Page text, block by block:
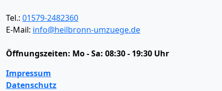
Tel.: 01579-2482360
E-Mail: info@heilbronn-umzuege.de
Öffnungszeiten: Mo - Sa: 08:30 - 19:30 Uhr
Impressum
Datenschutz